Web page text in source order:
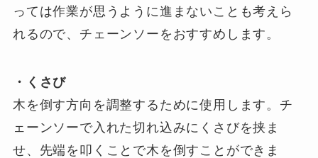
っては作業が思うように進まないことも考えら
れるので、チェーンソーをおすすめします。
・くさび
木を倒す方向を調整するために使用します。チ
ェーンソーで入れた切れ込みにくさびを挟ま
せ、先端を叩くことで木を倒すことができま